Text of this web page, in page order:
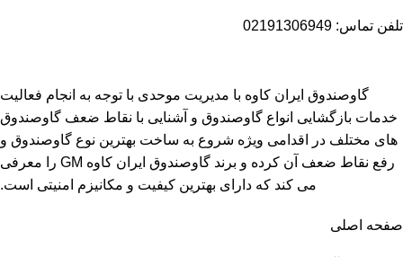
تلفن تماس: 02191306949
گاوصندوق ایران کاوه با مدیریت موحدی با توجه به انجام فعالیت
خدمات بازگشایی انواع گاوصندوق و آشنایی با نقاط ضعف گاوصندوق
های مختلف در اقدامی ویژه شروع به ساخت بهترین نوع گاوصندوق و
رفع نقاط ضعف آن کرده و برند گاوصندوق ایران کاوه GM را معرفی
می کند که دارای بهترین کیفیت و مکانیزم امنیتی است.
صفحه اصلی